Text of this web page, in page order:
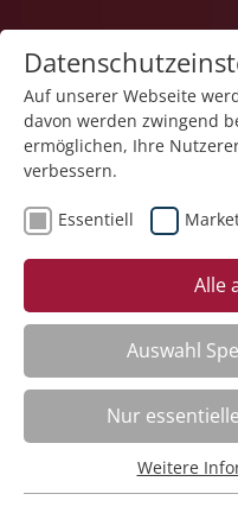
Auf unserer Webseite
davon werden zwingend
ermöglichen, Ihre
verbessern.
Essentiell
Alle
Auswahl
Nur
Essentielle Cookies
Weitere